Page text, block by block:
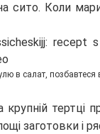
сито. Коли
в салат,
крупній тертці
заготовки і